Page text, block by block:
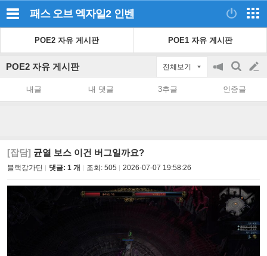
패스 오브 엑자일2 인벤
POE2 자유 게시판 POE1 자유 게시판
POE2 자유 게시판 전체보기
공
on/off
검
색
글
쓰
내글 내 댓글 3추글 인증글
[잡담] 균열 보스 이건 버그일까요?
블랙강가딘 댓글: 1 개 조회: 505 2026-07-07 19:58:26